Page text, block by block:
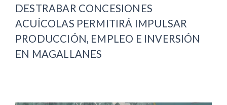
DESTRABAR CONCESIONES
ACUÍCOLAS PERMITIRÁ IMPULSAR
PRODUCCIÓN, EMPLEO E INVERSIÓN
EN MAGALLANES